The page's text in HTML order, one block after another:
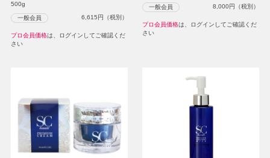
500g
一般会員 6,615円（税別）
プロ会員価格は、ログインしてご確認くだ
さい
一般会員 8,000円（税別）
プロ会員価格は、ログインしてご確認くだ
さい